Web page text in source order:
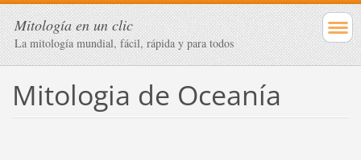
Mitología en un clic
La mitología mundial, fácil, rápida y para todos
Mitologia de Oceanía